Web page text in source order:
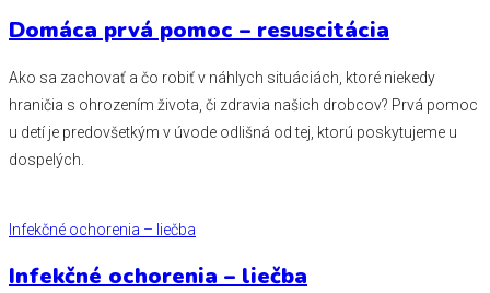
Domáca prvá pomoc – resuscitácia
Ako sa zachovať a čo robiť v náhlych situáciách, ktoré niekedy
hraničia s ohrozením života, či zdravia našich drobcov? Prvá pomoc
u detí je predovšetkým v úvode odlišná od tej, ktorú poskytujeme u
dospelých.
Infekčné ochorenia – liečba
Infekčné ochorenia – liečba